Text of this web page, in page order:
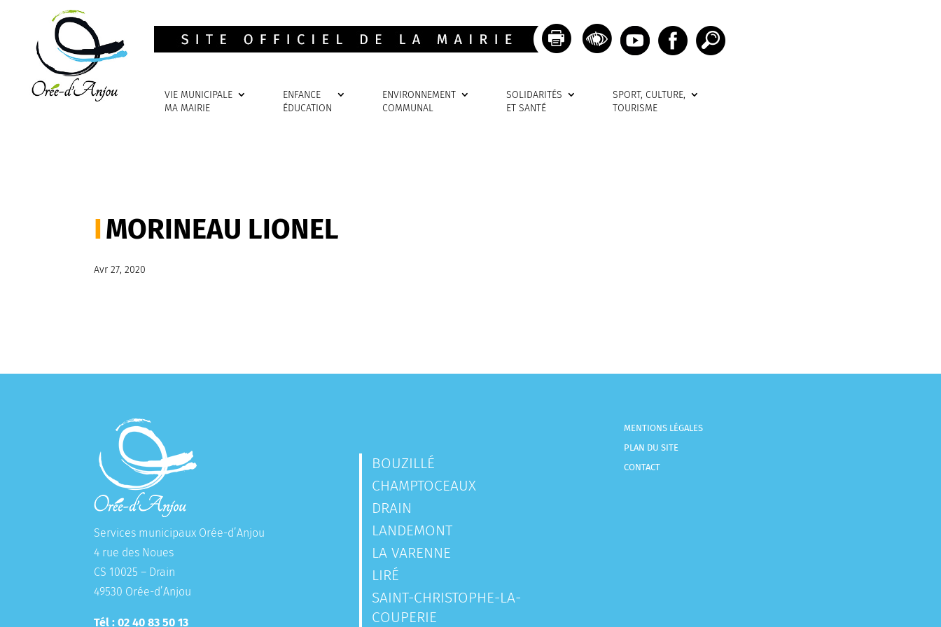
VIE MUNICIPALE
MA MAIRIE
ENFANCE
ÉDUCATION
ENVIRONNEMENT
COMMUNAL
SOLIDARITÉS
ET SANTÉ
SPORT, CULTURE,
TOURISME
MORINEAU LIONEL
Avr 27, 2020
Services municipaux Orée-d’Anjou
4 rue des Noues
CS 10025 – Drain
49530 Orée-d’Anjou
Tél : 02 40 83 50 13
BOUZILLÉ
CHAMPTOCEAUX
DRAIN
LANDEMONT
LA VARENNE
LIRÉ
SAINT-CHRISTOPHE-LA-
COUPERIE
MENTIONS LÉGALES
PLAN DU SITE
CONTACT